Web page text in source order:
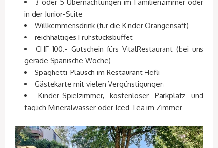
3 oder 5 Übernachtungen im Familienzimmer oder
in der Junior-Suite
Willkommensdrink (für die Kinder Orangensaft)
reichhaltiges Frühstücksbuffet
CHF 100.- Gutschein fürs VitalRestaurant (bei uns
gerade Spanische Woche)
Spaghetti-Plausch im Restaurant Höfli
Gästekarte mit vielen Vergünstigungen
Kinder-Spielzimmer, kostenloser Parkplatz und
täglich Mineralwasser oder Iced Tea im Zimmer